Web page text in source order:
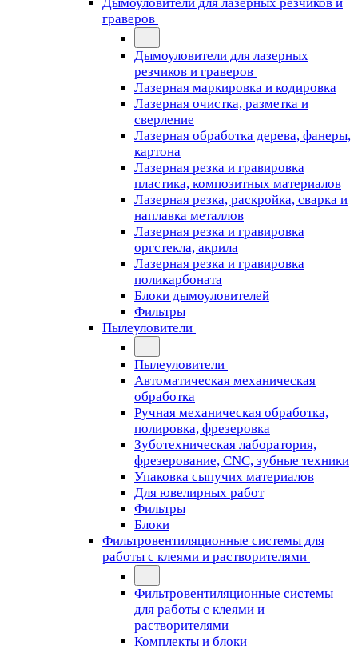
граверов
Дымоуловители для лазерных
резчиков и граверов
Лазерная маркировка и кодировка
Лазерная очистка, разметка и
сверление
Лазерная обработка дерева, фанеры,
картона
Лазерная резка и гравировка
пластика, композитных материалов
Лазерная резка, раскройка, сварка и
наплавка металлов
Лазерная резка и гравировка
оргстекла, акрила
Лазерная резка и гравировка
поликарбоната
Блоки дымоуловителей
Фильтры
Пылеуловители
Пылеуловители
Автоматическая механическая
обработка
Ручная механическая обработка,
полировка, фрезеровка
Зуботехническая лаборатория,
фрезерование, CNC, зубные техники
Упаковка сыпучих материалов
Для ювелирных работ
Фильтры
Блоки
Фильтровентиляционные системы для
работы с клеями и растворителями
Фильтровентиляционные системы
для работы с клеями и
растворителями
Комплекты и блоки